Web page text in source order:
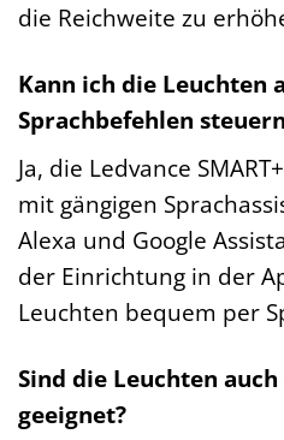
die Reichweite zu
Kann ich die Leuchten
Sprachbefehlen
Ja, die Ledvance
mit gängigen
Alexa und Google
der Einrichtung in der
Leuchten bequem per
Sind die Leuchten
geeignet?